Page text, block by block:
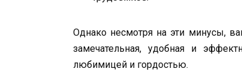
Однако несмотря на эти минусы,
замечательная, удобная и
любимицей и гордостью.